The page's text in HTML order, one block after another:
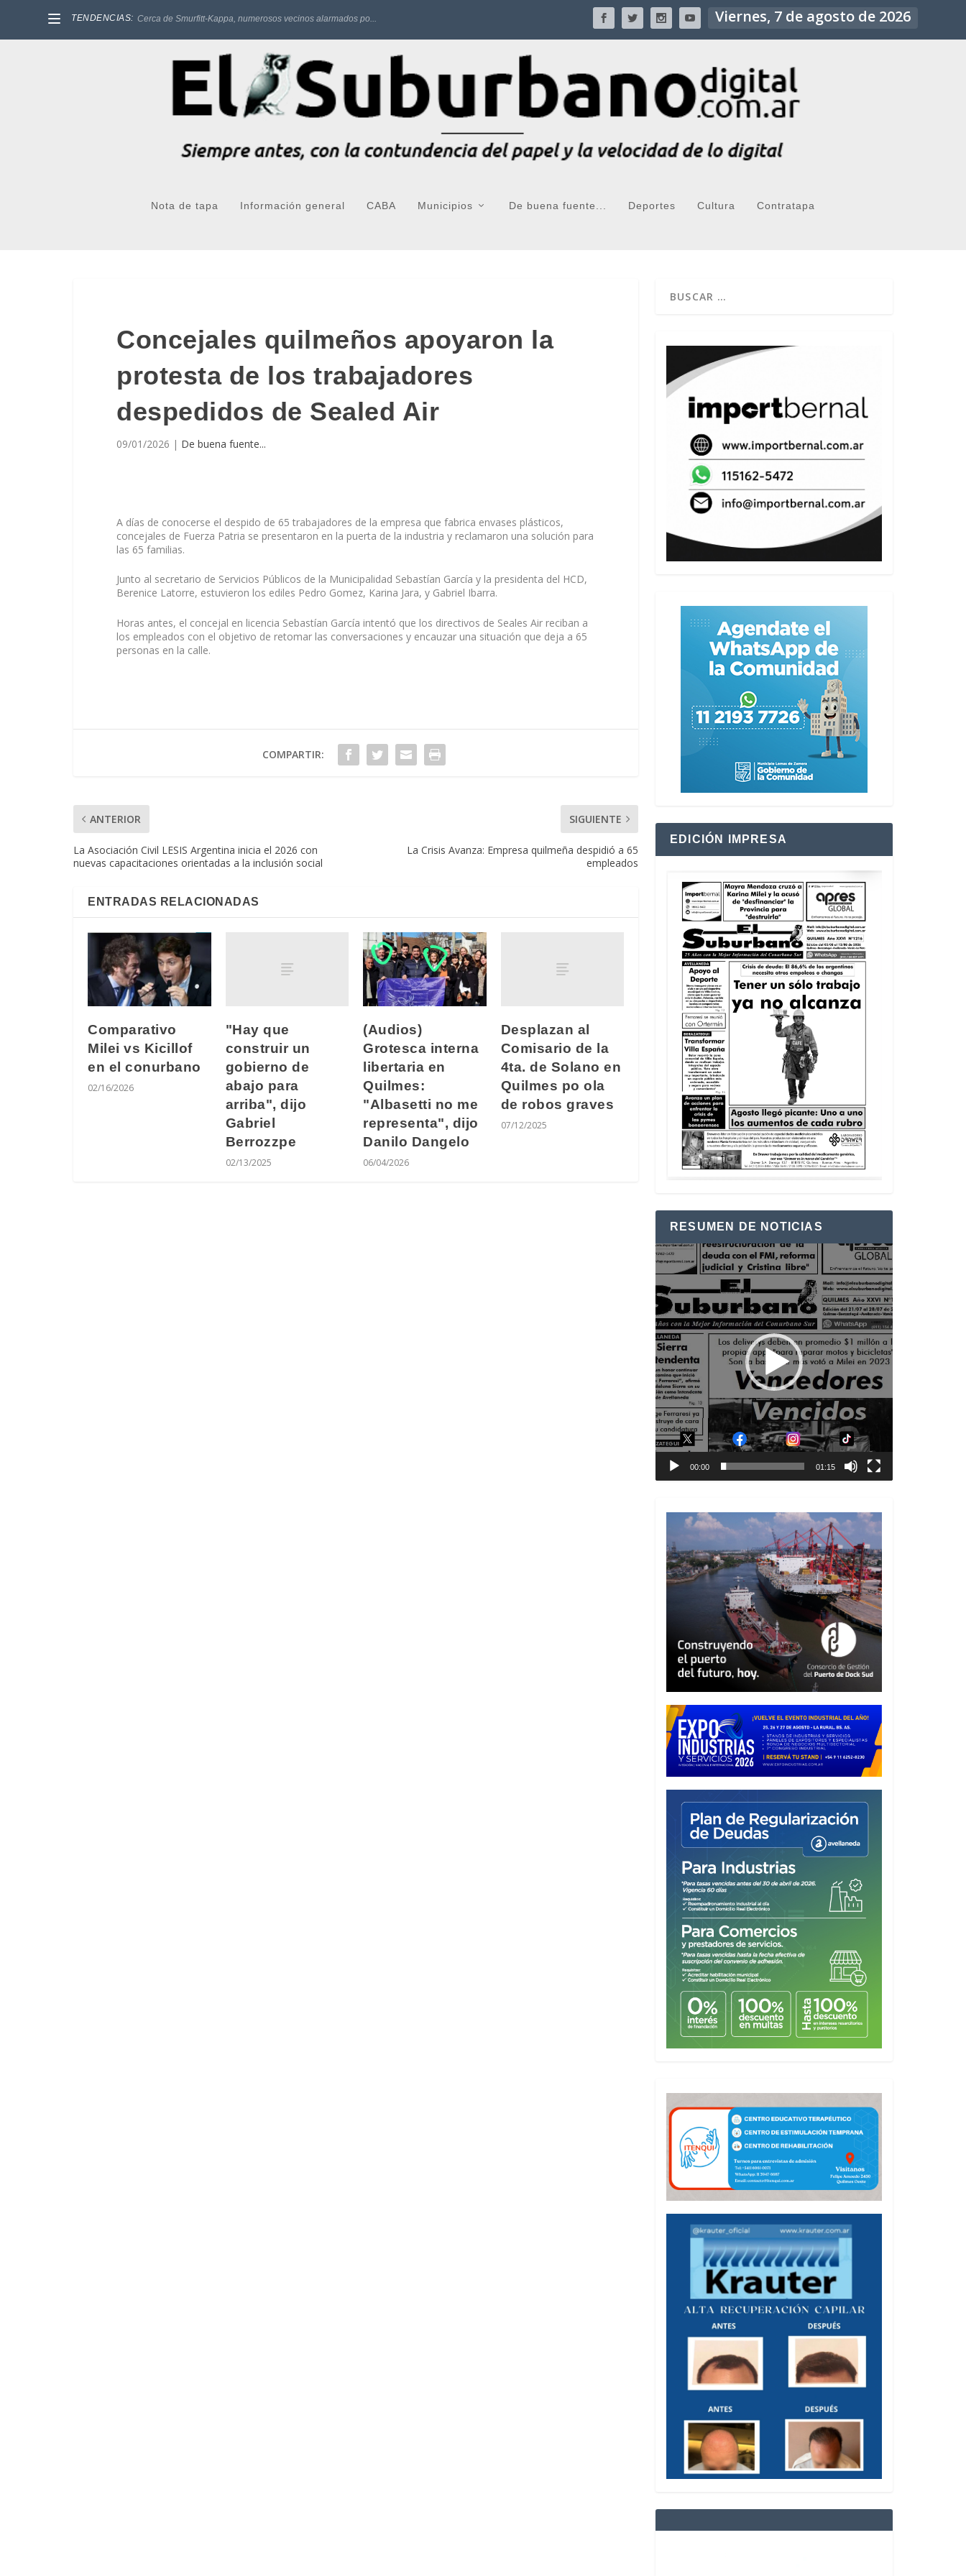
TENDENCIAS: Cerca de Smurfitt-Kappa, numerosos vecinos alarmados po... Viernes, 7 de agosto de 2026
Nota de tapa Información general CABA Municipios De buena fuente... Deportes Cultura Contratapa
Concejales quilmeños apoyaron la
protesta de los trabajadores
despedidos de Sealed Air
09/01/2026 | De buena fuente...
A días de conocerse el despido de 65 trabajadores de la empresa que fabrica envases plásticos,
concejales de Fuerza Patria se presentaron en la puerta de la industria y reclamaron una solución para
las 65 familias.
Junto al secretario de Servicios Públicos de la Municipalidad Sebastían García y la presidenta del HCD,
Berenice Latorre, estuvieron los ediles Pedro Gomez, Karina Jara, y Gabriel Ibarra.
Horas antes, el concejal en licencia Sebastían García intentó que los directivos de Seales Air reciban a
los empleados con el objetivo de retomar las conversaciones y encauzar una situación que deja a 65
personas en la calle.
COMPARTIR:
ANTERIOR
La Asociación Civil LESIS Argentina inicia el 2026 con
nuevas capacitaciones orientadas a la inclusión social
SIGUIENTE
La Crisis Avanza: Empresa quilmeña despidió a 65
empleados
ENTRADAS RELACIONADAS
Comparativo
Milei vs Kicillof
en el conurbano
02/16/2026
"Hay que
construir un
gobierno de
abajo para
arriba", dijo
Gabriel
Berrozzpe
02/13/2025
(Audios)
Grotesca interna
libertaria en
Quilmes:
"Albasetti no me
representa", dijo
Danilo Dangelo
06/04/2026
Desplazan al
Comisario de la
4ta. de Solano en
Quilmes po ola
de robos graves
07/12/2025
EDICIÓN IMPRESA
RESUMEN DE NOTICIAS
Reproductor
de
vídeo
00:00 01:15